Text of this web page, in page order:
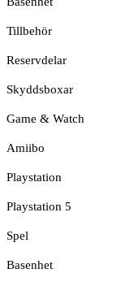
Tillbehör
Reservdelar
Skyddsboxar
Game & Watch
Amiibo
Playstation
Playstation 5
Spel
Basenhet